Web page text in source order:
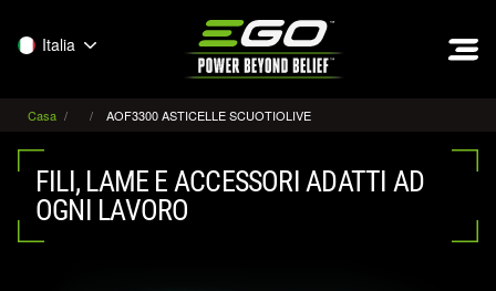
Italia
Casa AOF3300 ASTICELLE SCUOTIOLIVE
FILI, LAME E ACCESSORI ADATTI AD
OGNI LAVORO